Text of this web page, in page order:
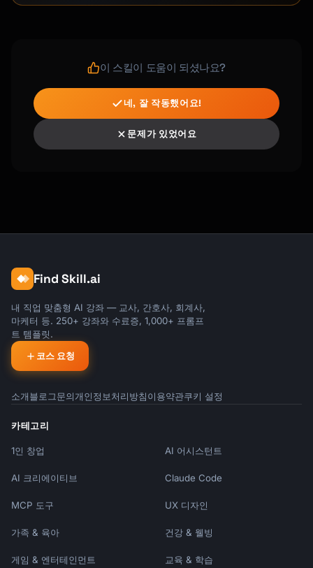
이 스킬이 도움이 되셨나요?
네, 잘 작동했어요!
문제가 있었어요
Find Skill.ai
내 직업 맞춤형 AI 강좌 — 교사, 간호사, 회계사,
마케터 등. 250+ 강좌와 수료증, 1,000+ 프롬프
트 템플릿.
코스 요청
소개블로그문의개인정보처리방침이용약관쿠키 설정
카테고리
1인 창업 AI 어시스턴트
AI 크리에이티브 Claude Code
MCP 도구 UX 디자인
가족 & 육아 건강 & 웰빙
게임 & 엔터테인먼트 교육 & 학습